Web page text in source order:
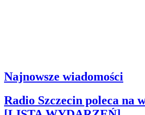
Najnowsze wiadomości
Radio Szczecin poleca na